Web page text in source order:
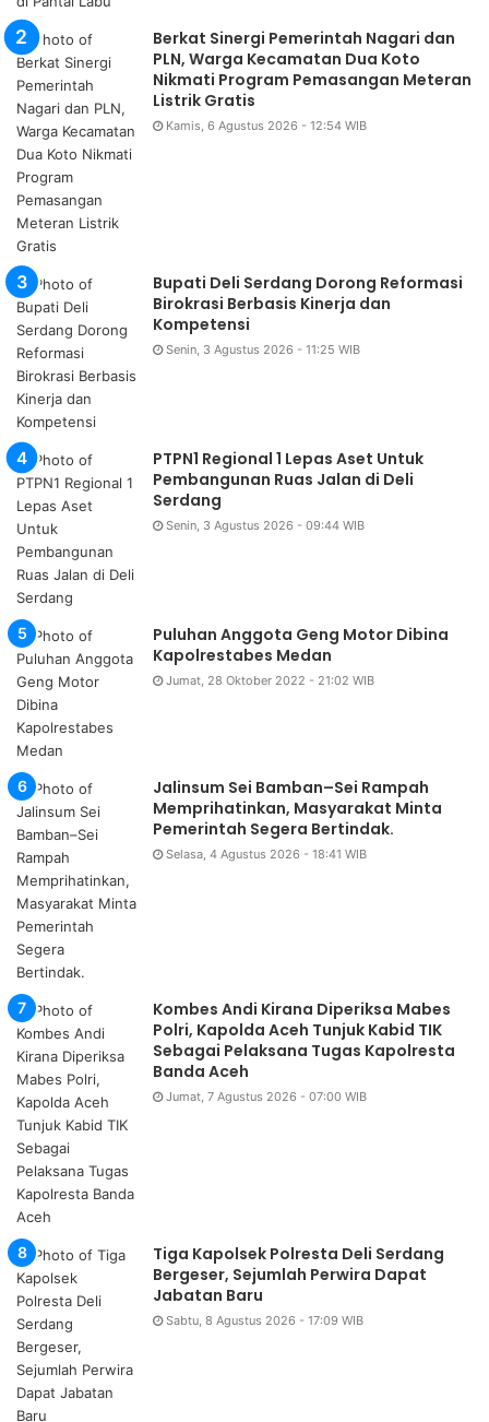
Berkat Sinergi Pemerintah Nagari dan
PLN, Warga Kecamatan Dua Koto
Nikmati Program Pemasangan Meteran
Listrik Gratis
Kamis, 6 Agustus 2026 - 12:54 WIB
Bupati Deli Serdang Dorong Reformasi
Birokrasi Berbasis Kinerja dan
Kompetensi
Senin, 3 Agustus 2026 - 11:25 WIB
PTPN1 Regional 1 Lepas Aset Untuk
Pembangunan Ruas Jalan di Deli
Serdang
Senin, 3 Agustus 2026 - 09:44 WIB
Puluhan Anggota Geng Motor Dibina
Kapolrestabes Medan
Jumat, 28 Oktober 2022 - 21:02 WIB
Jalinsum Sei Bamban–Sei Rampah
Memprihatinkan, Masyarakat Minta
Pemerintah Segera Bertindak.
Selasa, 4 Agustus 2026 - 18:41 WIB
Kombes Andi Kirana Diperiksa Mabes
Polri, Kapolda Aceh Tunjuk Kabid TIK
Sebagai Pelaksana Tugas Kapolresta
Banda Aceh
Jumat, 7 Agustus 2026 - 07:00 WIB
Tiga Kapolsek Polresta Deli Serdang
Bergeser, Sejumlah Perwira Dapat
Jabatan Baru
Sabtu, 8 Agustus 2026 - 17:09 WIB